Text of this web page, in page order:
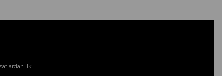
İlk